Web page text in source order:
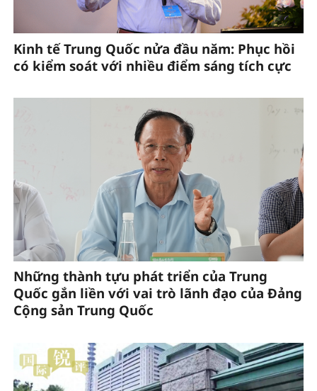
Kinh tế Trung Quốc nửa đầu năm: Phục hồi
có kiểm soát với nhiều điểm sáng tích cực
Những thành tựu phát triển của Trung
Quốc gắn liền với vai trò lãnh đạo của Đảng
Cộng sản Trung Quốc